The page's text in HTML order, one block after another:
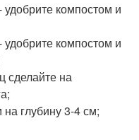
удобрите компостом и
удобрите компостом и
сделайте на
глубину 3-4 см;